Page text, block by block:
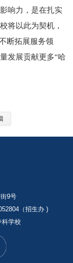
响力，是在扎实
将以此为契机，
断拓展服务领
发展贡献更多“哈
9号
（招生办 )
科学校